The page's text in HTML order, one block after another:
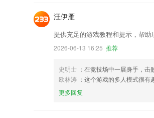
汪伊雁
提供充足的游戏教程和提示，帮助
2026-06-13 16:25 推荐
史明士 ：在竞技场中一展身手，击
欧林涛 ：这个游戏的多人模式很
更多回复